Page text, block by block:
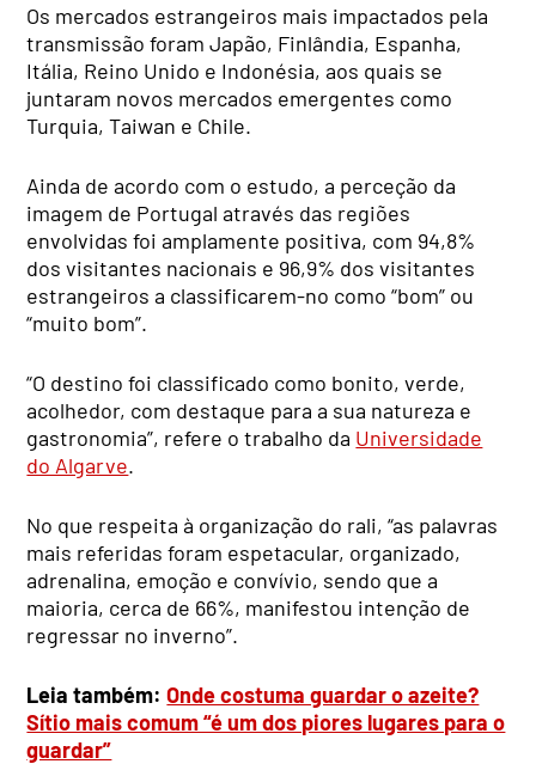
Os mercados estrangeiros mais impactados pela
transmissão foram Japão, Finlândia, Espanha,
Itália, Reino Unido e Indonésia, aos quais se
juntaram novos mercados emergentes como
Turquia, Taiwan e Chile.
Ainda de acordo com o estudo, a perceção da
imagem de Portugal através das regiões
envolvidas foi amplamente positiva, com 94,8%
dos visitantes nacionais e 96,9% dos visitantes
estrangeiros a classificarem-no como “bom” ou
“muito bom”.
“O destino foi classificado como bonito, verde,
acolhedor, com destaque para a sua natureza e
gastronomia”, refere o trabalho da Universidade
do Algarve.
No que respeita à organização do rali, “as palavras
mais referidas foram espetacular, organizado,
adrenalina, emoção e convívio, sendo que a
maioria, cerca de 66%, manifestou intenção de
regressar no inverno”.
Leia também:Onde costuma guardar o azeite?
Sítio mais comum “é um dos piores lugares para o
guardar”